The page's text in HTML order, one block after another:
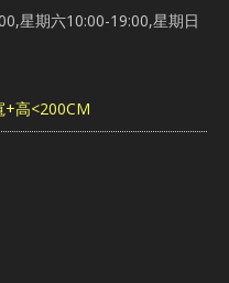
星期六10:00-19:00,星期日
高<200CM